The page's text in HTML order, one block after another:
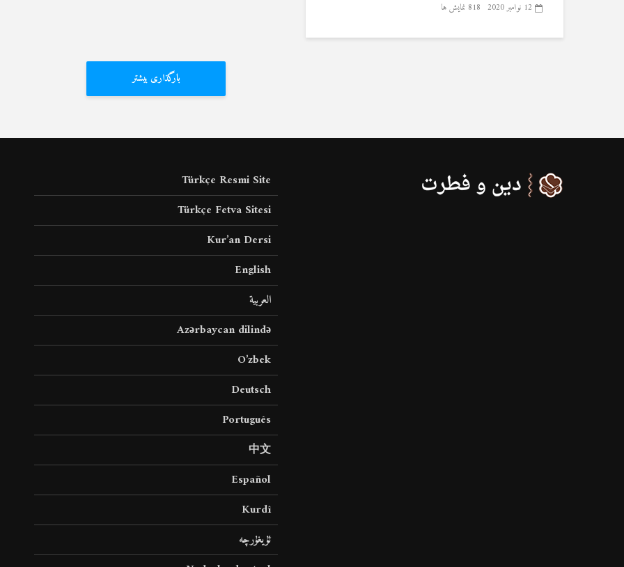
12 نوامبر 2020 818 نمایش ها
بارگذاری بیشتر
Türkçe Resmi Site
Türkçe Fetva Sitesi
Kur’an Dersi
English
العربية
Azərbaycan dilində
O’zbek
Deutsch
Português
中文
Español
Kurdî
ئۇيغۇرچە